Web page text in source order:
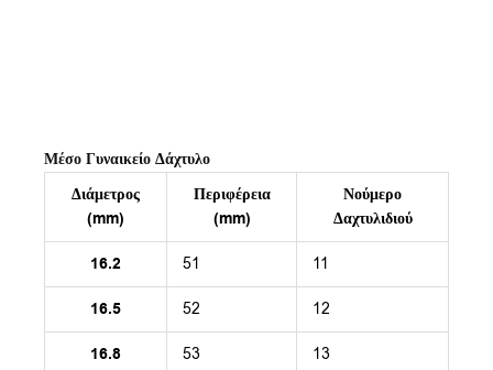
Μέσο Γυναικείο Δάχτυλο
Διάμετρος
(mm)
Περιφέρεια
(mm)
Νούμερο
Δαχτυλιδιού
16.2 51 11
16.5 52 12
16.8 53 13